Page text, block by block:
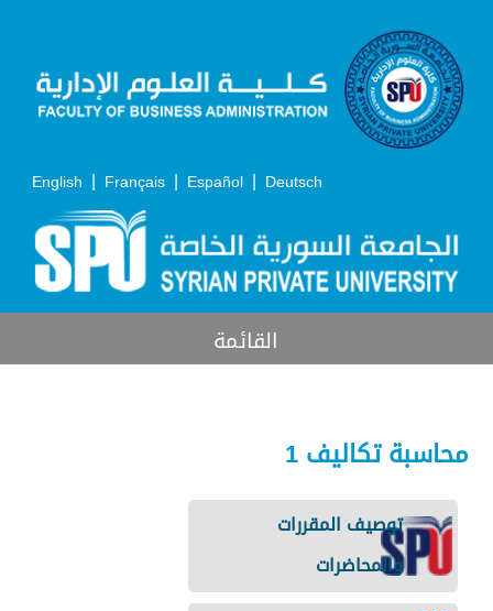
English | Français | Español | Deutsch
القائمة
محاسبة تكاليف 1
توصيف المقررات
والمحاضرات